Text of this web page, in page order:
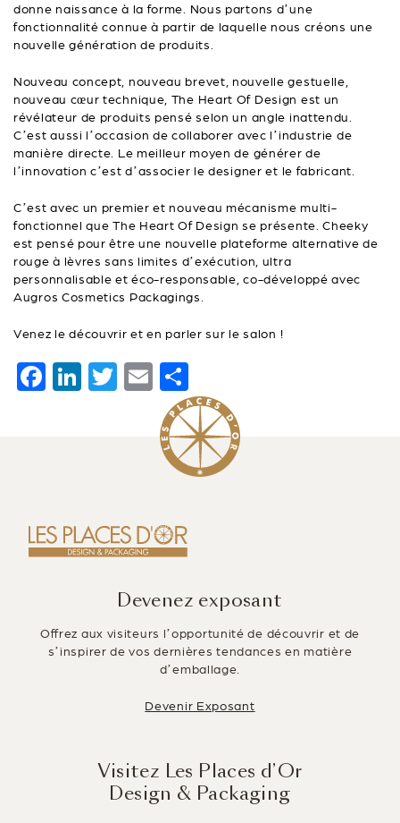
donne naissance à la forme. Nous partons d’une
fonctionnalité connue à partir de laquelle nous créons une
nouvelle génération de produits.
Nouveau concept, nouveau brevet, nouvelle gestuelle,
nouveau cœur technique, The Heart Of Design est un
révélateur de produits pensé selon un angle inattendu.
C’est aussi l’occasion de collaborer avec l’industrie de
manière directe. Le meilleur moyen de générer de
l’innovation c’est d’associer le designer et le fabricant.
C’est avec un premier et nouveau mécanisme multi-
fonctionnel que The Heart Of Design se présente. Cheeky
est pensé pour être une nouvelle plateforme alternative de
rouge à lèvres sans limites d’exécution, ultra
personnalisable et éco-responsable, co-développé avec
Augros Cosmetics Packagings.
Venez le découvrir et en parler sur le salon !
F
o
o
Li
n
T
E
m
ai
ar
ta
g
Devenez exposant
Offrez aux visiteurs l’opportunité de découvrir et de
s’inspirer de vos dernières tendances en matière
d’emballage.
Devenir Exposant
Visitez Les Places d’Or
Design & Packaging